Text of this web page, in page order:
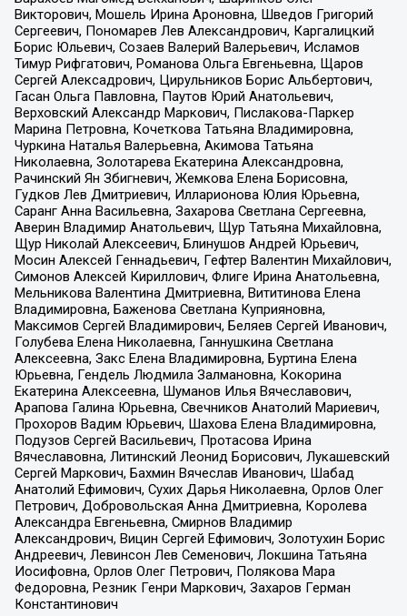
Викторович, Мошель Ирина Ароновна, Шведов Григорий
Сергеевич, Пономарев Лев Александрович, Каргалицкий
Борис Юльевич, Созаев Валерий Валерьевич, Исламов
Тимур Рифгатович, Романова Ольга Евгеньевна, Щаров
Сергей Алексадрович, Цирульников Борис Альбертович,
Гасан Ольга Павловна, Паутов Юрий Анатольевич,
Верховский Александр Маркович, Пислакова-Паркер
Марина Петровна, Кочеткова Татьяна Владимировна,
Чуркина Наталья Валерьевна, Акимова Татьяна
Николаевна, Золотарева Екатерина Александровна,
Рачинский Ян Збигневич, Жемкова Елена Борисовна,
Гудков Лев Дмитриевич, Илларионова Юлия Юрьевна,
Саранг Анна Васильевна, Захарова Светлана Сергеевна,
Аверин Владимир Анатольевич, Щур Татьяна Михайловна,
Щур Николай Алексеевич, Блинушов Андрей Юрьевич,
Мосин Алексей Геннадьевич, Гефтер Валентин Михайлович,
Симонов Алексей Кириллович, Флиге Ирина Анатольевна,
Мельникова Валентина Дмитриевна, Вититинова Елена
Владимировна, Баженова Светлана Куприяновна,
Максимов Сергей Владимирович, Беляев Сергей Иванович,
Голубева Елена Николаевна, Ганнушкина Светлана
Алексеевна, Закс Елена Владимировна, Буртина Елена
Юрьевна, Гендель Людмила Залмановна, Кокорина
Екатерина Алексеевна, Шуманов Илья Вячеславович,
Арапова Галина Юрьевна, Свечников Анатолий Мариевич,
Прохоров Вадим Юрьевич, Шахова Елена Владимировна,
Подузов Сергей Васильевич, Протасова Ирина
Вячеславовна, Литинский Леонид Борисович, Лукашевский
Сергей Маркович, Бахмин Вячеслав Иванович, Шабад
Анатолий Ефимович, Сухих Дарья Николаевна, Орлов Олег
Петрович, Добровольская Анна Дмитриевна, Королева
Александра Евгеньевна, Смирнов Владимир
Александрович, Вицин Сергей Ефимович, Золотухин Борис
Андреевич, Левинсон Лев Семенович, Локшина Татьяна
Иосифовна, Орлов Олег Петрович, Полякова Мара
Федоровна, Резник Генри Маркович, Захаров Герман
Константинович